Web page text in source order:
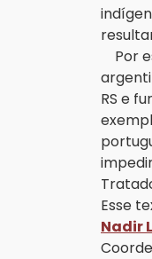
Por
RS e
Esse
Nadir